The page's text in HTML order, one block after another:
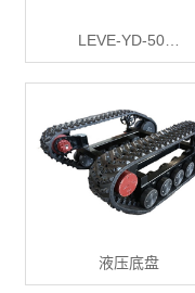
LEVE-YD-50…
液压底盘